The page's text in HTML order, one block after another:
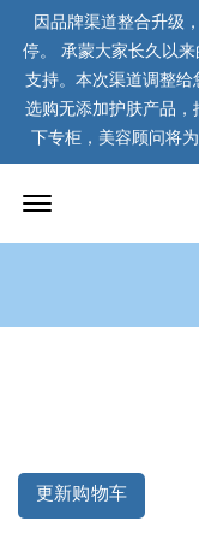
因品牌渠道整合升级
停。 承蒙大家长久以
支持。本次渠道调整
选购无添加护肤产品
下专柜，美容顾问将